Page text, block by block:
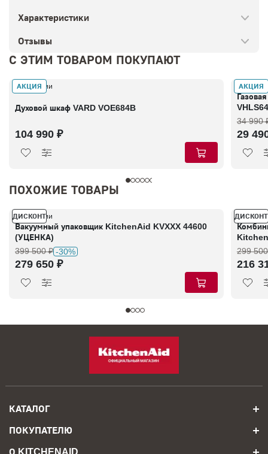
Характеристики
Отзывы
С ЭТИМ ТОВАРОМ ПОКУПАЮТ
АКЦИЯ
В наличии
Духовой шкаф VARD VOE684B
104 990 ₽
АКЦИЯ
В
34 990
29
ПОХОЖИЕ ТОВАРЫ
ДИСКОНТ
В наличии
Вакуумный упаковщик KitchenAid KVXXX 44600
(УЦЕНКА)
399 500 ₽ -30%
279 650 ₽
ДИСКОНТ
В
299
216
КАТАЛОГ
ПОКУПАТЕЛЮ
О KITCHENAID